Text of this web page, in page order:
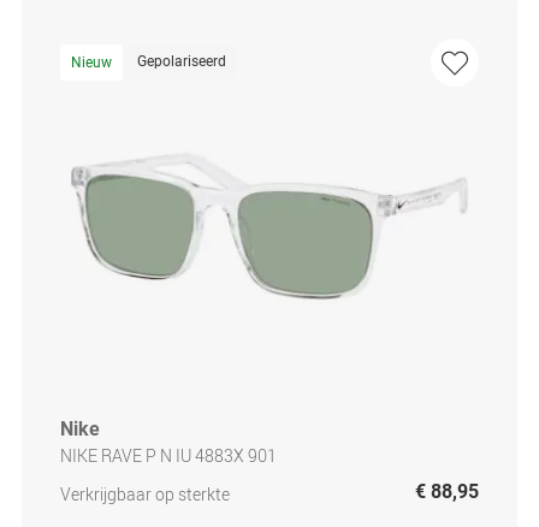
Nieuw Gepolariseerd
Nike
NIKE RAVE P N IU 4883X 901
Verkrijgbaar op sterkte
€ 88,95